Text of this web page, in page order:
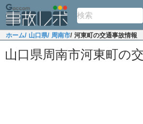
ホーム/ 山口県/ 周南市/ 河東町の交通事故情報
山口県周南市河東町の